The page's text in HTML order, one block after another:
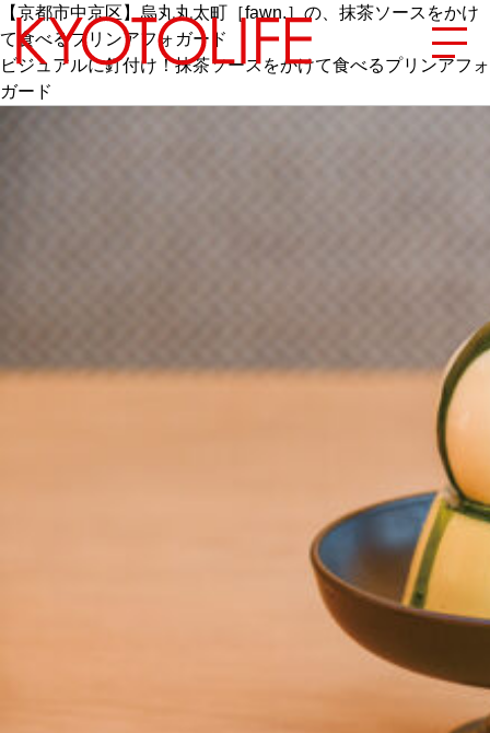
NEW OPEN
【京都市中京区】烏丸丸太町［fawn.］の、抹茶ソースをかけ
て食べるプリンアフォガード
ビジュアルに釘付け！抹茶ソースをかけて食べるプリンアフォ
ガード